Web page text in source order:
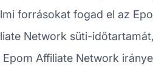
forrásokat fogad el az
Network süti-
Affiliate Network